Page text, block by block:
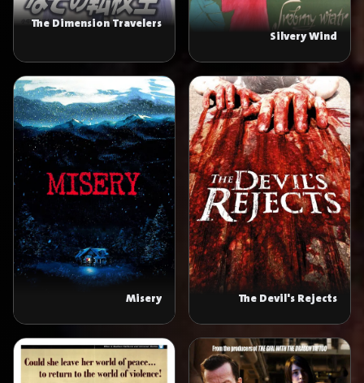
Silvery Wind
The Dimension Travelers
The Devil's Rejects
Misery